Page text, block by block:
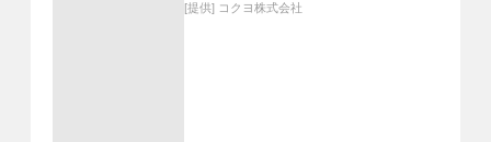
[提供] コクヨ株式会社